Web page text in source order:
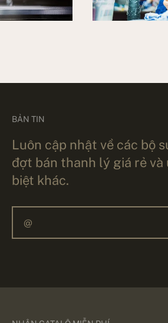
BẢN TIN
Luôn cập nhật về các bộ
đợt bán thanh lý giá rẻ và
biệt khác.